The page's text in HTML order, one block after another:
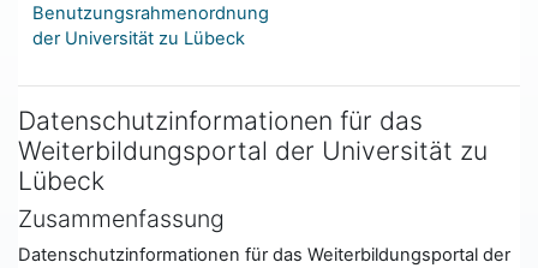
Benutzungsrahmenordnung
der Universität zu Lübeck
Datenschutzinformationen für das
Weiterbildungsportal der Universität zu
Lübeck
Zusammenfassung
Datenschutzinformationen für das Weiterbildungsportal der